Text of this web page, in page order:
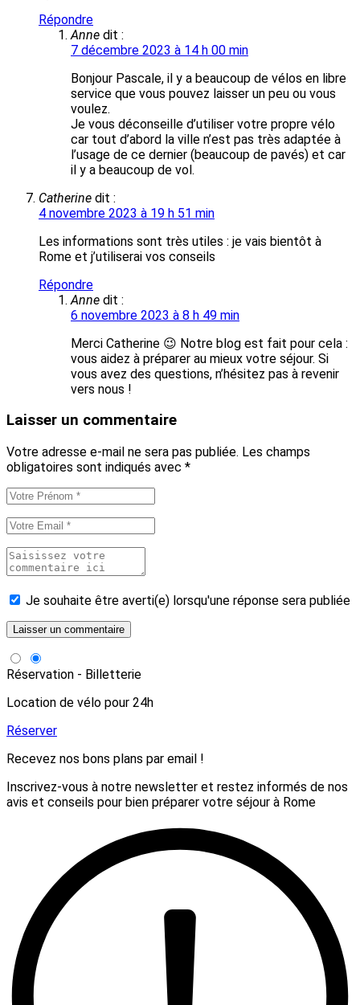
Répondre
Anne dit :
7 décembre 2023 à 14 h 00 min
Bonjour Pascale, il y a beaucoup de vélos en libre
service que vous pouvez laisser un peu ou vous
voulez.
Je vous déconseille d’utiliser votre propre vélo
car tout d’abord la ville n’est pas très adaptée à
l’usage de ce dernier (beaucoup de pavés) et car
il y a beaucoup de vol.
Catherine dit :
4 novembre 2023 à 19 h 51 min
Les informations sont très utiles : je vais bientôt à
Rome et j’utiliserai vos conseils
Répondre
Anne dit :
6 novembre 2023 à 8 h 49 min
Merci Catherine 😉 Notre blog est fait pour cela :
vous aidez à préparer au mieux votre séjour. Si
vous avez des questions, n’hésitez pas à revenir
vers nous !
Laisser un commentaire
Votre adresse e-mail ne sera pas publiée. Les champs
obligatoires sont indiqués avec *
Je souhaite être averti(e) lorsqu'une réponse sera publiée
Réservation - Billetterie
Location de vélo pour 24h
Réserver
Recevez nos bons plans par email !
Inscrivez-vous à notre newsletter et restez informés de nos
avis et conseils pour bien préparer votre séjour à Rome